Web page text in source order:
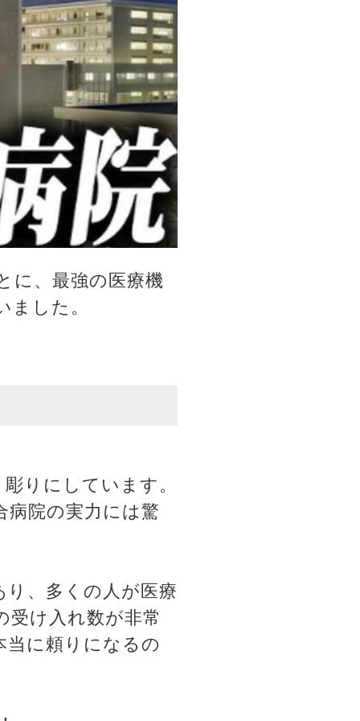
に、最強の医療機
した。
りにしています。
病院の実力には驚
、多くの人が医療
受け入れ数が非常
当に頼りになるの